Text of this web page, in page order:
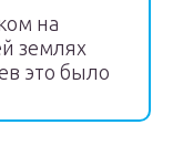
на
землях
это было